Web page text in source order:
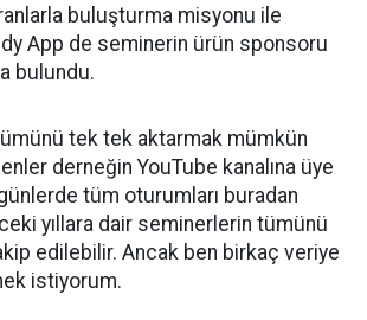
buluşturma misyonu ile
App de seminerin ürün sponsoru
bulundu.
tek tek aktarmak mümkün
derneğin YouTube kanalına üye
tüm oturumları buradan
yıllara dair seminerlerin tümünü
edilebilir. Ancak ben birkaç veriye
istiyorum.